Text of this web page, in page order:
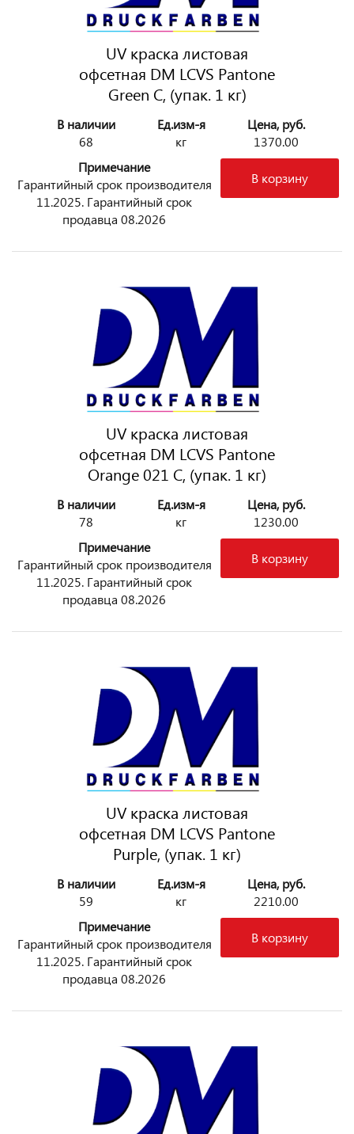
UV краска листовая
офсетная DM LCVS Pantone
Green C, (упак. 1 кг)
В наличии
68
Ед.изм-я
кг
Цена, руб.
1370.00
Примечание
Гарантийный срок производителя
11.2025. Гарантийный срок
продавца 08.2026
В корзину
UV краска листовая
офсетная DM LCVS Pantone
Orange 021 C, (упак. 1 кг)
В наличии
78
Ед.изм-я
кг
Цена, руб.
1230.00
Примечание
Гарантийный срок производителя
11.2025. Гарантийный срок
продавца 08.2026
В корзину
UV краска листовая
офсетная DM LCVS Pantone
Purple, (упак. 1 кг)
В наличии
59
Ед.изм-я
кг
Цена, руб.
2210.00
Примечание
Гарантийный срок производителя
11.2025. Гарантийный срок
продавца 08.2026
В корзину